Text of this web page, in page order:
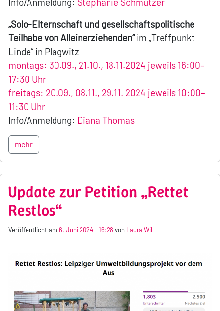
„Solo-Elternschaft und gesellschaftspolitische
Teilhabe von Alleinerziehenden“im „Treffpunkt
Linde“ in Plagwitz
montags: 30.09., 21.10., 18.11.2024 jeweils 16:00–
17:30 Uhr
freitags: 20.09., 08.11., 29.11. 2024 jeweils 10:00–
11:30 Uhr
Info/Anmeldung: Diana Thomas
mehr
Update zur Petition „Rettet
Restlos“
Veröffentlicht am 6. Juni 2024 - 16:28 von Laura Will